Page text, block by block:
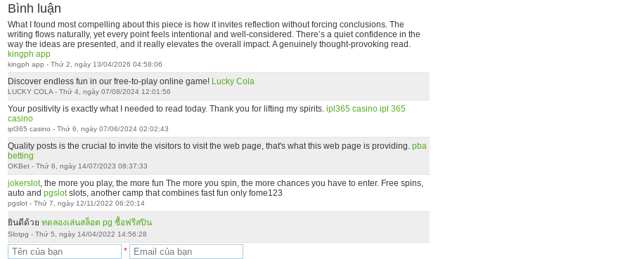
Bình luận
What I found most compelling about this piece is how it invites reflection without forcing conclusions. The
writing flows naturally, yet every point feels intentional and well-considered. There’s a quiet confidence in the
way the ideas are presented, and it really elevates the overall impact. A genuinely thought-provoking read.
kingph app
kingph app - Thứ 2, ngày 13/04/2026 04:58:06
Discover endless fun in our free-to-play online game! Lucky Cola
LUCKY COLA - Thứ 4, ngày 07/08/2024 12:01:56
Your positivity is exactly what I needed to read today. Thank you for lifting my spirits. ipl365 casino ipl 365
casino
ipl365 casino - Thứ 6, ngày 07/06/2024 02:02:43
Quality posts is the crucial to invite the visitors to visit the web page, that's what this web page is providing. pba
betting
OKBet - Thứ 6, ngày 14/07/2023 08:37:33
jokerslot, the more you play, the more fun The more you spin, the more chances you have to enter. Free spins,
auto and pgslotslots, another camp that combines fast fun only fome123
pgslot - Thứ 7, ngày 12/11/2022 06:20:14
ยินดีด้วย ทดลองเล่นสล็อต pg ซื้อฟรีสปิน
Slotpg - Thứ 5, ngày 14/04/2022 14:56:28
*